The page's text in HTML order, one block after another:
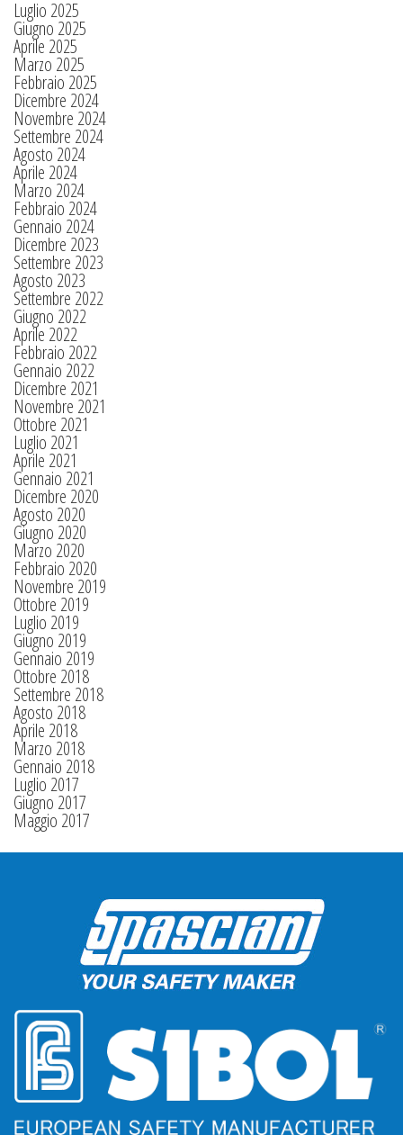
Luglio 2025
Giugno 2025
Aprile 2025
Marzo 2025
Febbraio 2025
Dicembre 2024
Novembre 2024
Settembre 2024
Agosto 2024
Aprile 2024
Marzo 2024
Febbraio 2024
Gennaio 2024
Dicembre 2023
Settembre 2023
Agosto 2023
Settembre 2022
Giugno 2022
Aprile 2022
Febbraio 2022
Gennaio 2022
Dicembre 2021
Novembre 2021
Ottobre 2021
Luglio 2021
Aprile 2021
Gennaio 2021
Dicembre 2020
Agosto 2020
Giugno 2020
Marzo 2020
Febbraio 2020
Novembre 2019
Ottobre 2019
Luglio 2019
Giugno 2019
Gennaio 2019
Ottobre 2018
Settembre 2018
Agosto 2018
Aprile 2018
Marzo 2018
Gennaio 2018
Luglio 2017
Giugno 2017
Maggio 2017